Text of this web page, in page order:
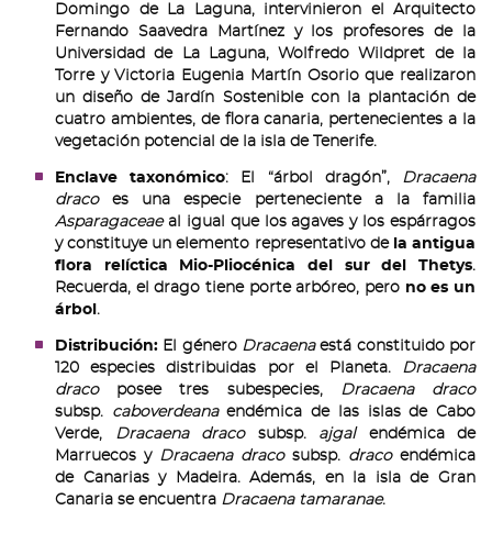
Domingo de La Laguna, intervinieron el Arquitecto
Fernando Saavedra Martínez y los profesores de la
Universidad de La Laguna, Wolfredo Wildpret de la
Torre y Victoria Eugenia Martín Osorio que realizaron
un diseño de Jardín Sostenible con la plantación de
cuatro ambientes, de flora canaria, pertenecientes a la
vegetación potencial de la isla de Tenerife.
Enclave taxonómico: El “árbol dragón”, Dracaena
dracoes una especie perteneciente a la familia
Asparagaceaeal igual que los agaves y los espárragos
y constituye un elemento representativo de la antigua
flora relíctica Mio-Pliocénica del sur del Thetys.
Recuerda, el drago tiene porte arbóreo, pero no es un
árbol .
Distribución: El género Dracaenaestá constituido por
120 especies distribuidas por el Planeta. Dracaena
dracoposee tres subespecies, Dracaena draco
subsp. caboverdeanaendémica de las islas de Cabo
Verde,
Dracaena draco subsp. ajgalendémica de
Marruecos y Dracaena draco subsp. dracoendémica
de Canarias y Madeira. Además, en la isla de Gran
Canaria se encuentra Dracaena tamaranae.